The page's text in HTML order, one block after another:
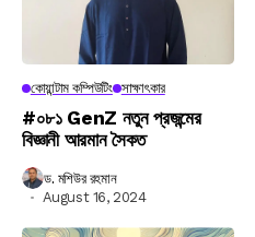
কোয়ান্টাম কম্পিউটিং সাক্ষাৎকার
#০৮১ GenZ নতুন প্রজন্মের
বিজ্ঞানী আরমান সৈকত
ড. মশিউর রহমান
August 16, 2024